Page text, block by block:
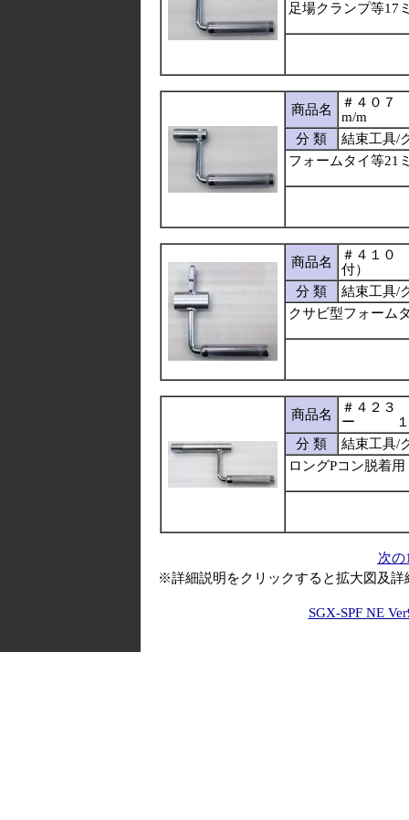
足場クランプ等17
商品名
＃４０７
m/m
分 類
結束工具/
フォームタイ等21
商品名
＃４１０
付）
分 類
結束工具/
クサビ型フォーム
商品名
＃４２３
ー １２
分 類
結束工具/
ロングPコン脱着用
次の
※詳細説明をクリックすると拡大図及
SGX-SPF NE